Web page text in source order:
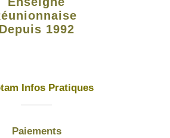
Depuis 1992
Infos Pratiques
Paiements